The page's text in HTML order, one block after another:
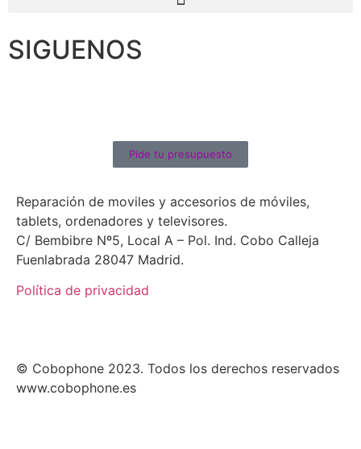
SIGUENOS
Pide tu presupuesto
Reparación de moviles y accesorios de móviles,
tablets, ordenadores y televisores.
C/ Bembibre Nº5, Local A – Pol. Ind. Cobo Calleja
Fuenlabrada 28047 Madrid.
Política de privacidad
© Cobophone 2023. Todos los derechos reservados
www.cobophone.es